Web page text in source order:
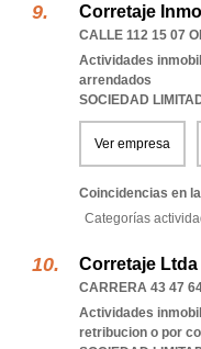
Corretaje
CALLE 112 15 07
Actividades
arrendados
SOCIEDAD
Ver empresa
Coincidencias en
Categorías
Corretaje Ltda
CARRERA 43 47
Actividades
retribucion o por